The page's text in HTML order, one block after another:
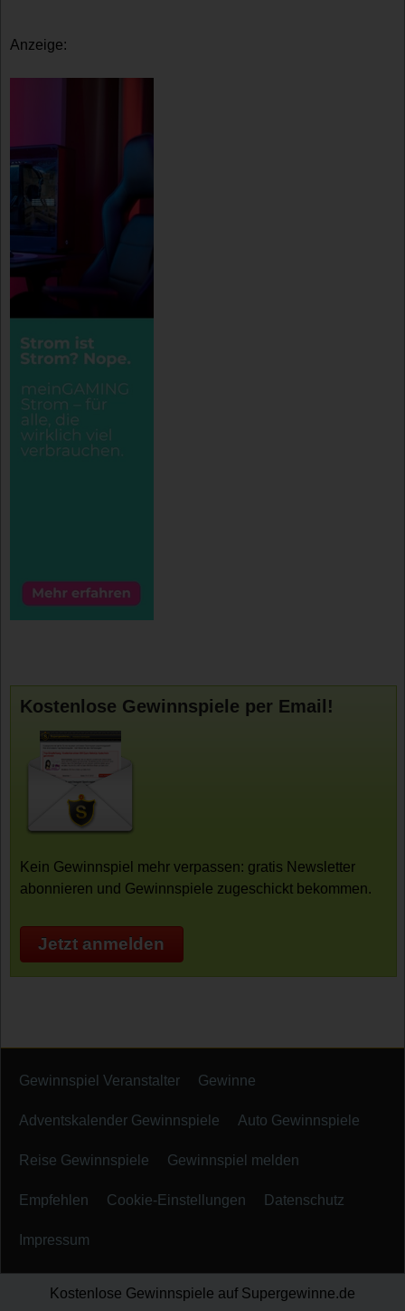
Anzeige:
Kostenlose Gewinnspiele per Email!
Kein Gewinnspiel mehr verpassen: gratis Newsletter
abonnieren und Gewinnspiele zugeschickt bekommen.
Jetzt anmelden
Gewinnspiel Veranstalter Gewinne
Adventskalender Gewinnspiele Auto Gewinnspiele
Reise Gewinnspiele Gewinnspiel melden
Empfehlen Cookie-Einstellungen Datenschutz
Impressum
Kostenlose Gewinnspiele auf Supergewinne.de